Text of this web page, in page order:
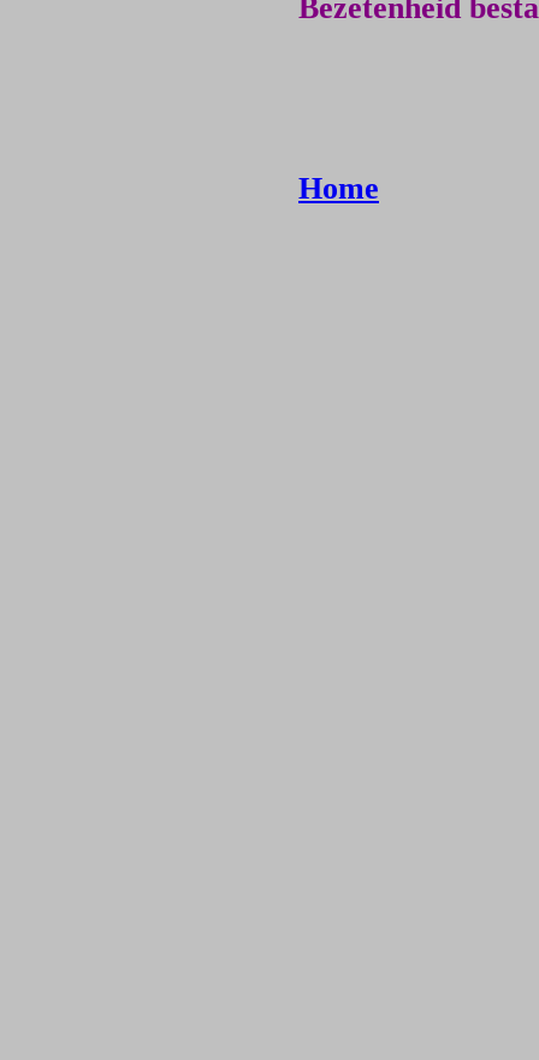
Bezetenheid
Home